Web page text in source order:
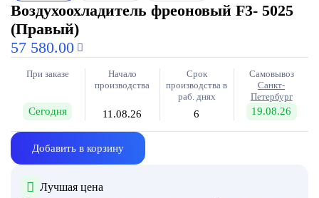
Воздухоохладитель фреоновый F3- 5025
(Правый)
57 580.00
При заказе
Сегодня
Начало
производства
11.08.26
Срок
производства в
раб. днях
6
Самовывоз
Санкт-
Петербург
19.08.26
Добавить в корзину
Лучшая цена